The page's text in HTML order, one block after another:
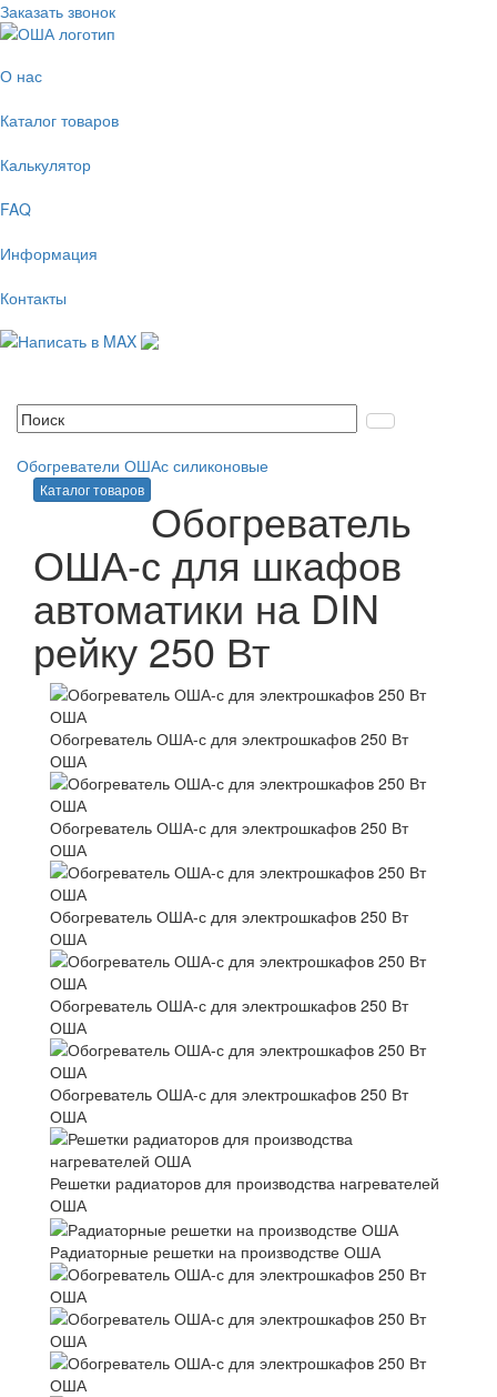
Заказать звонок
О нас
Каталог товаров
Калькулятор
FAQ
Информация
Контакты
Обогреватели ОШАс силиконовые
Каталог товаров
Обогреватель
ОША-с для шкафов
автоматики на DIN
рейку 250 Вт
Обогреватель ОША-с для электрошкафов 250 Вт
ОША
Обогреватель ОША-с для электрошкафов 250 Вт
ОША
Обогреватель ОША-с для электрошкафов 250 Вт
ОША
Обогреватель ОША-с для электрошкафов 250 Вт
ОША
Обогреватель ОША-с для электрошкафов 250 Вт
ОША
Решетки радиаторов для производства нагревателей
ОША
Радиаторные решетки на производстве ОША